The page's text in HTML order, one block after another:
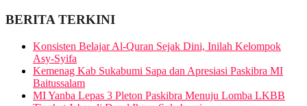
BERITA TERKINI
Konsisten Belajar Al-Quran Sejak Dini, Inilah Kelompok
Asy-Syifa
Kemenag Kab Sukabumi Sapa dan Apresiasi Paskibra MI
Baitussalam
MI Yanba Lepas 3 Pleton Paskibra Menuju Lomba LKBB